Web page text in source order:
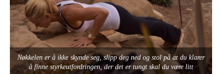
Nøkkelen er å ikke skynde seg, slipp deg ned og stol på at du klarer
å finne styrkeutfordringen, der det er tungt skal du være litt